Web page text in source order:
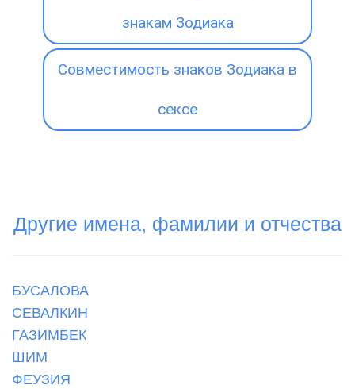
знакам Зодиака
Совместимость знаков Зодиака в
сексе
Другие имена, фамилии и отчества
БУСАЛОВА
СЕВАЛКИН
ГАЗИМБЕК
ШИМ
ФЕУЗИЯ